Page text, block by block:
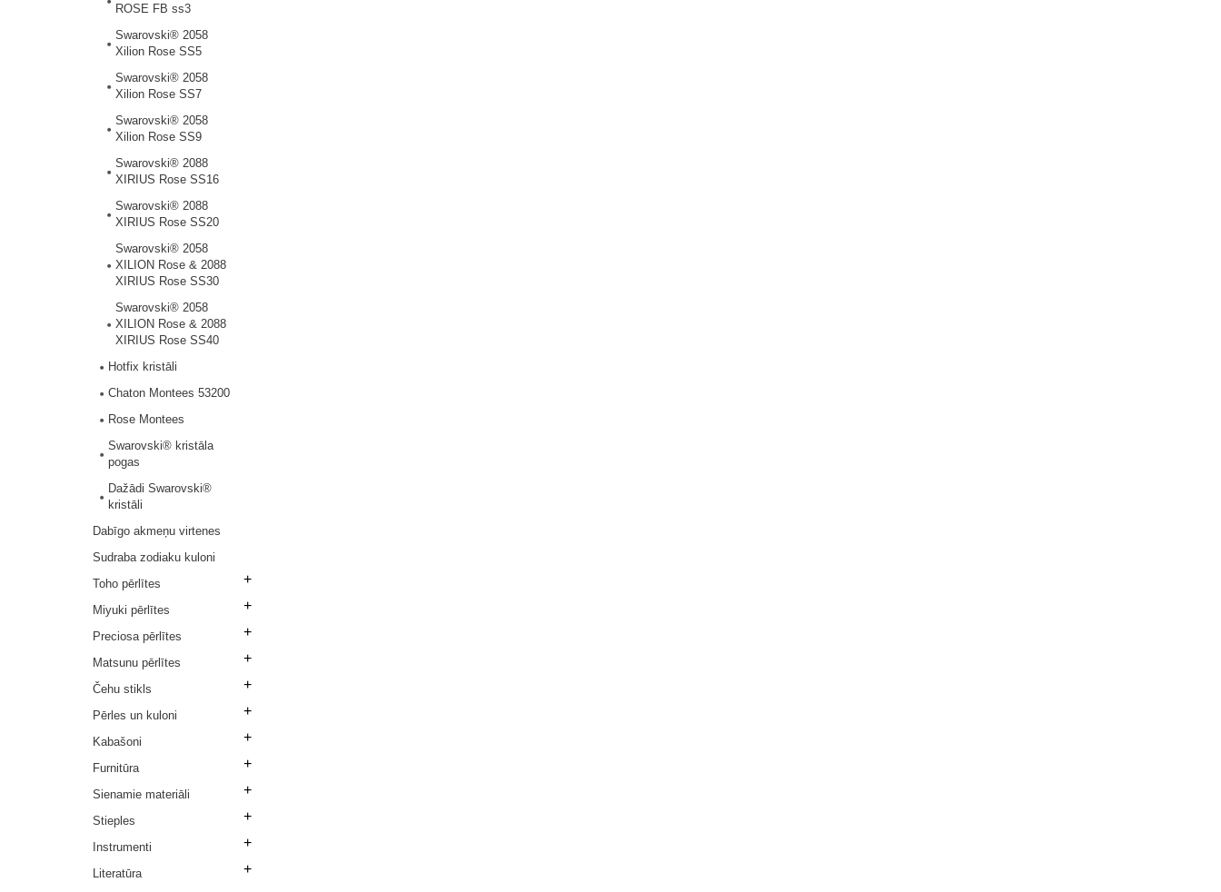
ROSE FB ss3
Swarovski® 2058
Xilion Rose SS5
Swarovski® 2058
Xilion Rose SS7
Swarovski® 2058
Xilion Rose SS9
Swarovski® 2088
XIRIUS Rose SS16
Swarovski® 2088
XIRIUS Rose SS20
Swarovski® 2058
XILION Rose & 2088
XIRIUS Rose SS30
Swarovski® 2058
XILION Rose & 2088
XIRIUS Rose SS40
Hotfix kristāli
Chaton Montees 53200
Rose Montees
Swarovski® kristāla
pogas
Dažādi Swarovski®
kristāli
Dabīgo akmeņu virtenes
Sudraba zodiaku kuloni
Toho pērlītes
+
Miyuki pērlītes +
Preciosa pērlītes +
Matsunu pērlītes +
Čehu stikls +
Pērles un kuloni +
Kabašoni +
Furnitūra +
Sienamie materiāli +
Stieples +
Instrumenti +
Literatūra +